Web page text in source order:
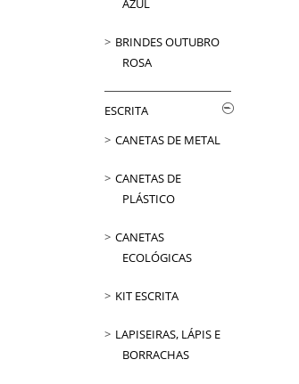
AZUL
BRINDES OUTUBRO
ROSA
ESCRITA
CANETAS DE METAL
CANETAS DE
PLÁSTICO
CANETAS
ECOLÓGICAS
KIT ESCRITA
LAPISEIRAS, LÁPIS E
BORRACHAS